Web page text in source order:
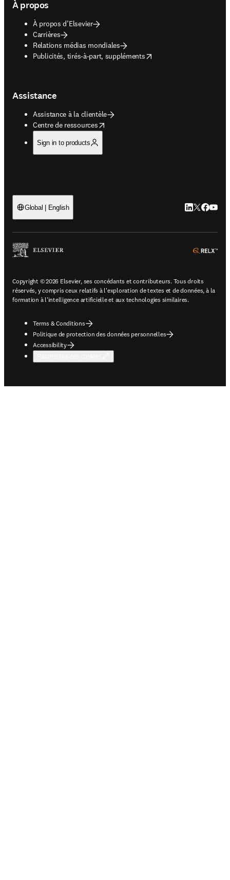
À propos
À propos d’Elsevier
Carrières
Relations médias mondiales
Publicités, tirés-à-part, suppléments
opens in new tab/window
Assistance
Assistance à la clientèle
Centre de ressources
opens in new tab/window
Sign in to products
Global | English LinkedIn
Twitter
Copyright © 2026 Elsevier, ses concédants et contributeurs. Tous droits
réservés, y compris ceux relatifs à l'exploration de textes et de données, à la
formation à l'intelligence artificielle et aux technologies similaires.
Terms & Conditions
Politique de protection des données personnelles
Accessibility